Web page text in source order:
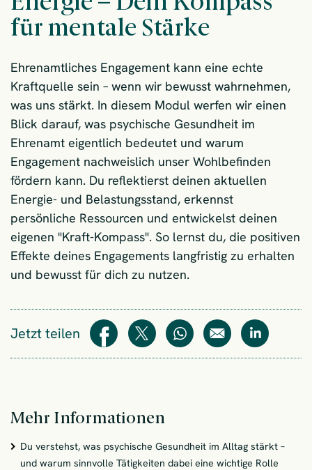
für mentale Stärke
Ehrenamtliches Engagement kann eine echte
Kraftquelle sein – wenn wir bewusst wahrnehmen,
was uns stärkt. In diesem Modul werfen wir einen
Blick darauf, was psychische Gesundheit im
Ehrenamt eigentlich bedeutet und warum
Engagement nachweislich unser Wohlbefinden
fördern kann. Du reflektierst deinen aktuellen
Energie- und Belastungsstand, erkennst
persönliche Ressourcen und entwickelst deinen
eigenen "Kraft-Kompass". So lernst du, die positiven
Effekte deines Engagements langfristig zu erhalten
und bewusst für dich zu nutzen.
Jetzt teilen Teilen Teilen WhatsAppE-Mail Teilen
Mehr Informationen
Du verstehst, was psychische Gesundheit im Alltag stärkt –
und warum sinnvolle Tätigkeiten dabei eine wichtige Rolle